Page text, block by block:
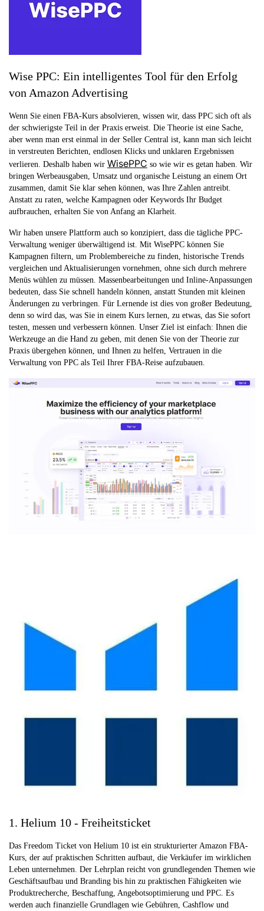
Wise PPC: Ein intelligentes Tool für den Erfolg
von Amazon Advertising
Wenn Sie einen FBA-Kurs absolvieren, wissen wir, dass PPC sich oft als
der schwierigste Teil in der Praxis erweist. Die Theorie ist eine Sache,
aber wenn man erst einmal in der Seller Central ist, kann man sich leicht
in verstreuten Berichten, endlosen Klicks und unklaren Ergebnissen
verlieren. Deshalb haben wir WisePPC so wie wir es getan haben. Wir
bringen Werbeausgaben, Umsatz und organische Leistung an einem Ort
zusammen, damit Sie klar sehen können, was Ihre Zahlen antreibt.
Anstatt zu raten, welche Kampagnen oder Keywords Ihr Budget
aufbrauchen, erhalten Sie von Anfang an Klarheit.
Wir haben unsere Plattform auch so konzipiert, dass die tägliche PPC-
Verwaltung weniger überwältigend ist. Mit WisePPC können Sie
Kampagnen filtern, um Problembereiche zu finden, historische Trends
vergleichen und Aktualisierungen vornehmen, ohne sich durch mehrere
Menüs wühlen zu müssen. Massenbearbeitungen und Inline-Anpassungen
bedeuten, dass Sie schnell handeln können, anstatt Stunden mit kleinen
Änderungen zu verbringen. Für Lernende ist dies von großer Bedeutung,
denn so wird das, was Sie in einem Kurs lernen, zu etwas, das Sie sofort
testen, messen und verbessern können. Unser Ziel ist einfach: Ihnen die
Werkzeuge an die Hand zu geben, mit denen Sie von der Theorie zur
Praxis übergehen können, und Ihnen zu helfen, Vertrauen in die
Verwaltung von PPC als Teil Ihrer FBA-Reise aufzubauen.
1. Helium 10 - Freiheitsticket
Das Freedom Ticket von Helium 10 ist ein strukturierter Amazon FBA-
Kurs, der auf praktischen Schritten aufbaut, die Verkäufer im wirklichen
Leben unternehmen. Der Lehrplan reicht von grundlegenden Themen wie
Geschäftsaufbau und Branding bis hin zu praktischen Fähigkeiten wie
Produktrecherche, Beschaffung, Angebotsoptimierung und PPC. Es
werden auch finanzielle Grundlagen wie Gebühren, Cashflow und